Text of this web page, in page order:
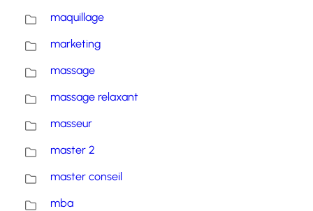
maquillage
marketing
massage
massage relaxant
masseur
master 2
master conseil
mba